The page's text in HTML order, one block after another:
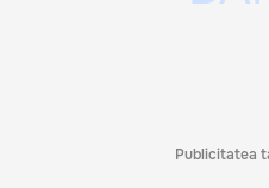
Publicitatea